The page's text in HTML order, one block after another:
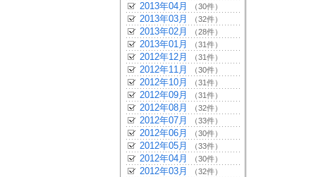
2013年04月 （30件）
2013年03月 （32件）
2013年02月 （28件）
2013年01月 （31件）
2012年12月 （31件）
2012年11月 （30件）
2012年10月 （31件）
2012年09月 （31件）
2012年08月 （32件）
2012年07月 （33件）
2012年06月 （30件）
2012年05月 （33件）
2012年04月 （30件）
2012年03月 （32件）